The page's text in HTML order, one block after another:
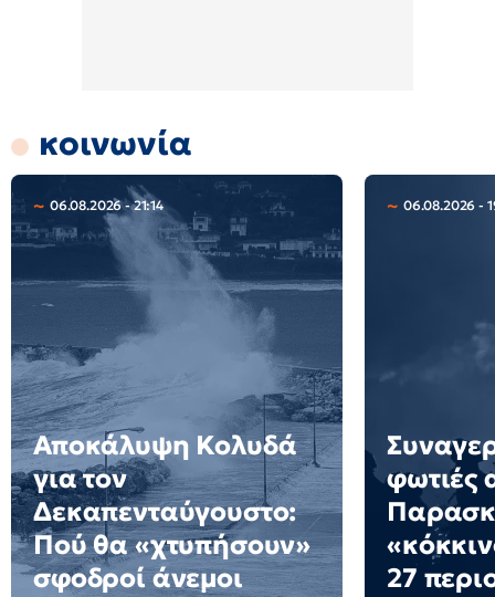
κοινωνία
06.08.2026 - 21:14
Αποκάλυψη Κολυδά
για τον
Δεκαπενταύγουστο:
Πού θα «χτυπήσουν»
σφοδροί άνεμοι
06.08.2026 -
φωτιές
27